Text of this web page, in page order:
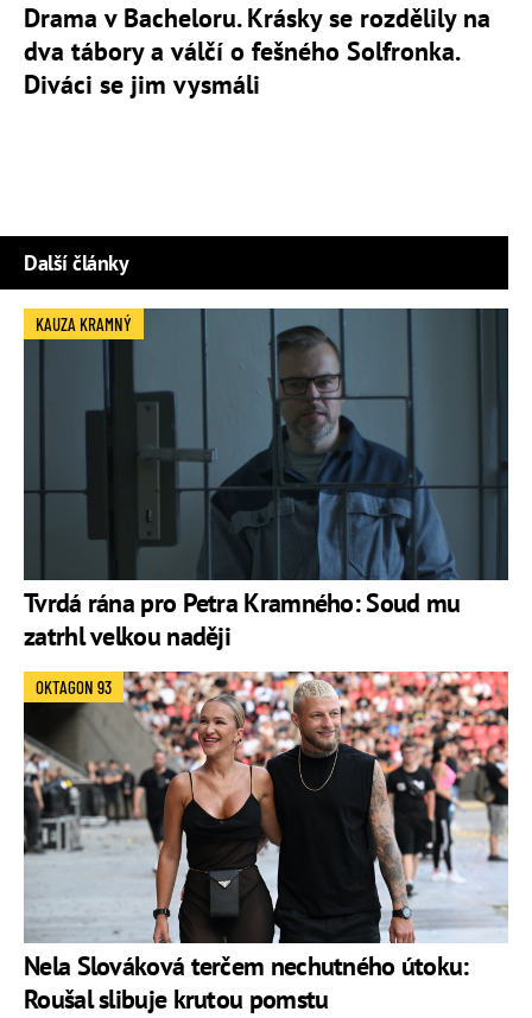
Drama v Bacheloru. Krásky se rozdělily na
dva tábory a válčí o fešného Solfronka.
Diváci se jim vysmáli
Další články
Tvrdá rána pro Petra Kramného: Soud mu
zatrhl velkou naději
KAUZA KRAMNÝ
Nela Slováková terčem nechutného útoku:
Roušal slibuje krutou pomstu
OKTAGON 93